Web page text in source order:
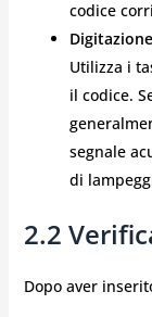
codice
Utilizza i
il codice.
segnale
di
2.2
Dopo aver